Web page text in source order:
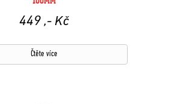
449 ,- Kč
Čtěte více